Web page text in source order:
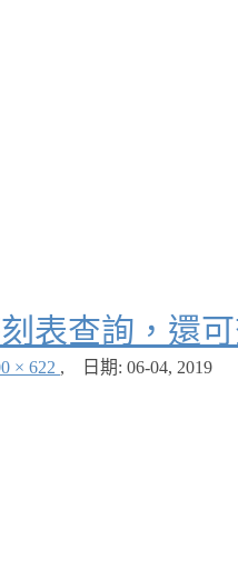
表查詢，還
× 622 , 日期: 06-04, 2019